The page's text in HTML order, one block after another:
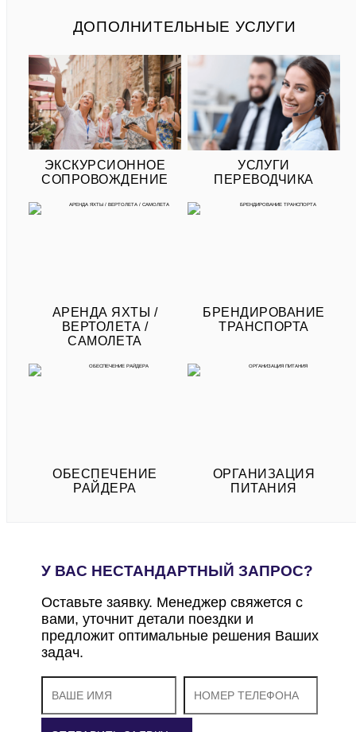
ДОПОЛНИТЕЛЬНЫЕ УСЛУГИ
ЭКСКУРСИОННОЕ
СОПРОВОЖДЕНИЕ
УСЛУГИ
ПЕРЕВОДЧИКА
АРЕНДА ЯХТЫ /
ВЕРТОЛЕТА /
САМОЛЕТА
БРЕНДИРОВАНИЕ
ТРАНСПОРТА
ОБЕСПЕЧЕНИЕ
РАЙДЕРА
ОРГАНИЗАЦИЯ
ПИТАНИЯ
У ВАС НЕСТАНДАРТНЫЙ ЗАПРОС?
Оставьте заявку. Менеджер свяжется с
вами, уточнит детали поездки и
предложит оптимальные решения Ваших
задач.